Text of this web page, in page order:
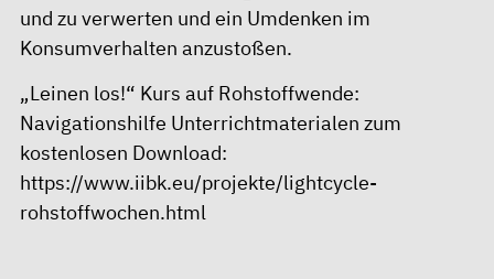
und zu verwerten und ein Umdenken im
Konsumverhalten anzustoßen.
„Leinen los!“ Kurs auf Rohstoffwende:
Navigationshilfe Unterrichtmaterialen zum
kostenlosen Download:
https://www.iibk.eu/projekte/lightcycle-
rohstoffwochen.html